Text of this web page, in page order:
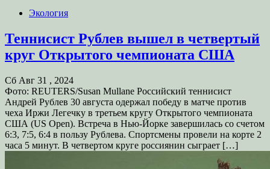
Экология
Теннисист Рублев вышел в четвертый
круг Открытого чемпионата США
Сб Авг 31 , 2024
Фото: REUTERS/Susan Mullane Российский теннисист
Андрей Рублев 30 августа одержал победу в матче против
чеха Иржи Легечку в третьем кругу Открытого чемпионата
США (US Open). Встреча в Нью-Йорке завершилась со счетом
6:3, 7:5, 6:4 в пользу Рублева. Спортсмены провели на корте 2
часа 5 минут. В четвертом круге россиянин сыграет […]